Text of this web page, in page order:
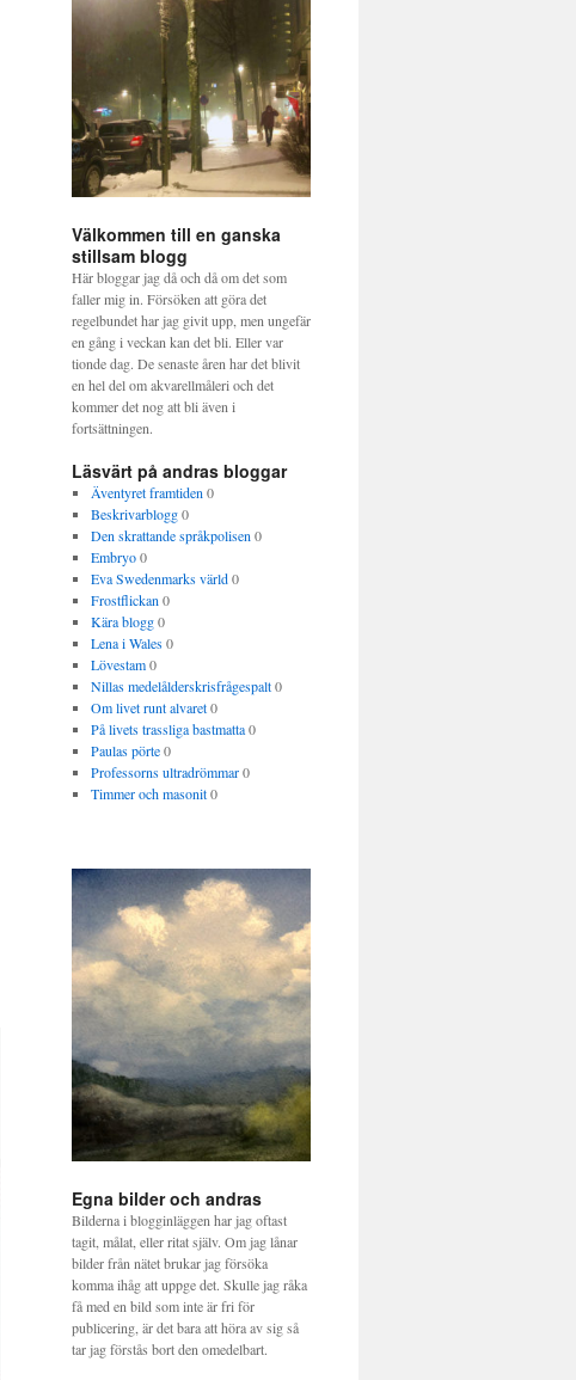
Välkommen till en ganska
stillsam blogg
Här bloggar jag då och då om det som
faller mig in. Försöken att göra det
regelbundet har jag givit upp, men ungefär
en gång i veckan kan det bli. Eller var
tionde dag. De senaste åren har det blivit
en hel del om akvarellmåleri och det
kommer det nog att bli även i
fortsättningen.
Läsvärt på andras bloggar
Äventyret framtiden 0
Beskrivarblogg0
Den skrattande språkpolisen 0
Embryo0
Eva Swedenmarks värld0
Frostflickan 0
Kära blogg0
Lena i Wales0
Lövestam0
Nillas medelålderskrisfrågespalt0
Om livet runt alvaret0
På livets trassliga bastmatta0
Paulas pörte0
Professorns ultradrömmar0
Timmer och masonit0
Egna bilder och andras
Bilderna i blogginläggen har jag oftast
tagit, målat, eller ritat själv. Om jag lånar
bilder från nätet brukar jag försöka
komma ihåg att uppge det. Skulle jag råka
få med en bild som inte är fri för
publicering, är det bara att höra av sig så
tar jag förstås bort den omedelbart.